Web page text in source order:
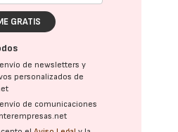
GRATIS
de newsletters y
personalizados de
de comunicaciones